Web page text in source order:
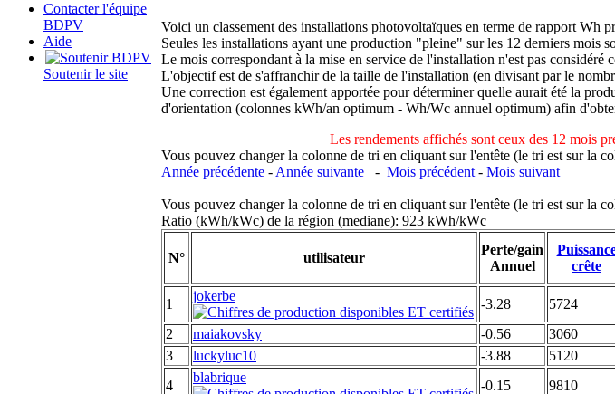
Contacter l'équipe
BDPV
Aide
Soutenir le site
Voici un classement des installations photovoltaïques en terme de rapport Wh
Seules les installations ayant une production "pleine" sur les 12 derniers mois
Le mois correspondant à la mise en service de l'installation n'est pas
L'objectif est de s'affranchir de la taille de l'installation (en divisant par le
Une correction est également apportée pour déterminer quelle aurait été la
d'orientation (colonnes kWh/an optimum - Wh/Wc annuel optimum) afin
Les rendements affichés sont ceux des 12 mois
Vous pouvez changer la colonne de tri en cliquant sur l'entête (le tri est sur la
Année précédente - Année suivante - Mois précédent - Mois suivant
Vous pouvez changer la colonne de tri en cliquant sur l'entête (le tri est sur la
Ratio (kWh/kWc) de la région (mediane): 923 kWh/kWc
N° utilisateur
Perte/gain
Annuel
crête
1
jokerbe
-3.28 5724
2
maiakovsky -0.56 3060
3
luckyluc10 -3.88 5120
4
blabrique
-0.15 9810